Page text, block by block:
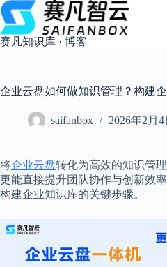
跳
过
内
容
赛凡知识库 · 博客
企业云盘如何做知识管理？构建
saifanbox 2026年2月4
将企业云盘转化为高效的知识管
更能直接提升团队协作与创新效
构建企业知识库的关键步骤。